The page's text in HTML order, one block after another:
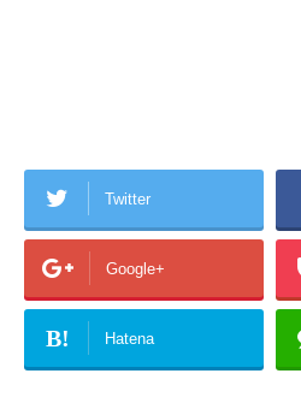
Twitter
Google+
B! Hatena